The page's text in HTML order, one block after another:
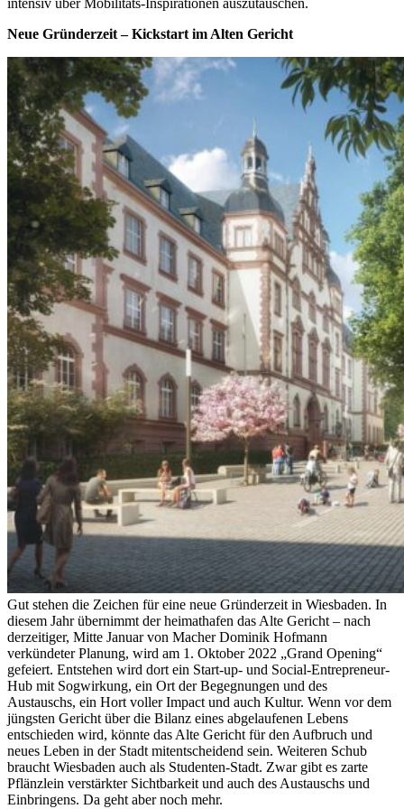
intensiv über Mobilitäts-Inspirationen auszutauschen.
Neue Gründerzeit – Kickstart im Alten Gericht
Gut stehen die Zeichen für eine neue Gründerzeit in Wiesbaden. In
diesem Jahr übernimmt der heimathafen das Alte Gericht – nach
derzeitiger, Mitte Januar von Macher Dominik Hofmann
verkündeter Planung, wird am 1. Oktober 2022 „Grand Opening“
gefeiert. Entstehen wird dort ein Start-up- und Social-Entrepreneur-
Hub mit Sogwirkung, ein Ort der Begegnungen und des
Austauschs, ein Hort voller Impact und auch Kultur. Wenn vor dem
jüngsten Gericht über die Bilanz eines abgelaufenen Lebens
entschieden wird, könnte das Alte Gericht für den Aufbruch und
neues Leben in der Stadt mitentscheidend sein. Weiteren Schub
braucht Wiesbaden auch als Studenten-Stadt. Zwar gibt es zarte
Pflänzlein verstärkter Sichtbarkeit und auch des Austauschs und
Einbringens. Da geht aber noch mehr.